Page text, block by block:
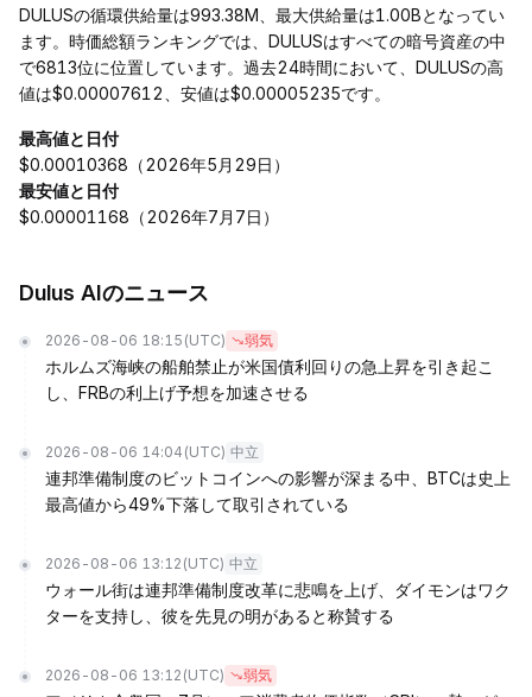
DULUSの循環供給量は993.38M、最大供給量は1.00Bとなってい
ます。時価総額ランキングでは、DULUSはすべての暗号資産の中
で6813位に位置しています。過去24時間において、DULUSの高
値は$0.00007612、安値は$0.00005235です。
最高値と日付
$0.00010368（2026年5月29日）
最安値と日付
$0.00001168（2026年7月7日）
Dulus AIのニュース
2026-08-06 18:15 (UTC) 弱気
ホルムズ海峡の船舶禁止が米国債利回りの急上昇を引き起こ
し、FRBの利上げ予想を加速させる
2026-08-06 14:04 (UTC) 中立
連邦準備制度のビットコインへの影響が深まる中、BTCは史上
最高値から49%下落して取引されている
2026-08-06 13:12 (UTC) 中立
ウォール街は連邦準備制度改革に悲鳴を上げ、ダイモンはワク
ターを支持し、彼を先見の明があると称賛する
2026-08-06 13:12 (UTC) 弱気